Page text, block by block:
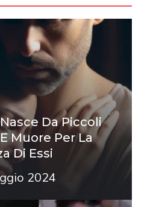
Da Piccoli
Muore Per La
Di Essi
2024